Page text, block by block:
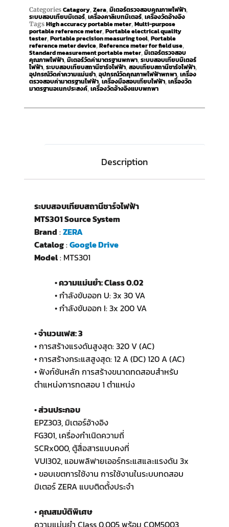
Categories Catagory, Zera, มิเตอร์ตรวจสอบคุณภาพไฟฟ้า,
ระบบสอบเทียบมิเตอร์, เครื่องคาลิเบทมิเตอร์, เครื่องวัดอ้างอิง
Tags High accuracy portable meter, Multi-purpose
portable reference meter, Portable electrical quality
tester, Portable precision measuring tool, Portable
reference meter device, Reference meter for field use,
Standard measurement portable meter, มิเตอร์ตรวจสอบ
คุณภาพไฟฟ้า, มิเตอร์วัดค่ามาตรฐานพกพา, ระบบสอบเทียบมิเตอร์
ไฟฟ้า, ระบบสอบเทียบสถานีชาร์จไฟฟ้า, สอบเทียบสถานีชาร์จไฟฟ้า,
อุปกรณ์วัดค่าความแม่นยำ, อุปกรณ์วัดคุณภาพไฟฟ้าพกพา, เครื่อง
ตรวจสอบค่ามาตรฐานไฟฟ้า,เครื่องมือสอบเทียบไฟฟ้า, เครื่องวัด
มาตรฐานอเนกประสงค์, เครื่องวัดอ้างอิงแบบพกพา
Description
ระบบสอบเทียบสถานีชาร์จไฟฟ้า
MTS301 Source System
Brand :ZERA
Catalog:Google Drive
Model: MTS301
• ความแม่นยำ: Class 0.02
• กำลังขับออก U: 3x 30 VA
• กำลังขับออก I: 3x 200 VA
• จำนวนเฟส: 3
• การสร้างแรงดันสูงสุด: 320 V (AC)
• การสร้างกระแสสูงสุด: 12 A (DC) 120 A (AC)
• ฟังก์ชันหลัก การสร้างขนาดทดสอบสำหรับ
ตำแหน่งการทดสอบ 1 ตำแหน่ง
• ส่วนประกอบ
EPZ303, มิเตอร์อ้างอิง
FG301, เครื่องกำเนิดความถี่
SCRx000, ตู้สื่อสารแบบคงที่
VUI302, แอมพลิฟายเออร์กระแสและแรงดัน 3x
• ขอบเขตการใช้งาน การใช้งานในระบบทดสอบ
มิเตอร์ ZERA แบบติดตั้งประจำ
•คุณสมบัติพิเศษ
ความแม่นยำ Class 0.005 พร้อม COM5003